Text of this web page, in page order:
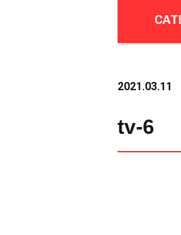
2021.03.11
tv-6